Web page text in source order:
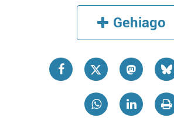
Gehiago